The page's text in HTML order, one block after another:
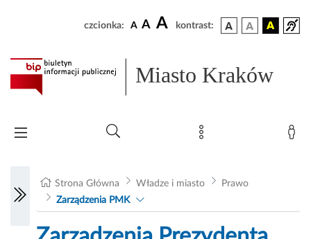
czcionka: A A A kontrast:
Miasto Kraków
Strona Główna Władze i miasto
Prawo
Zarządzenia PMK